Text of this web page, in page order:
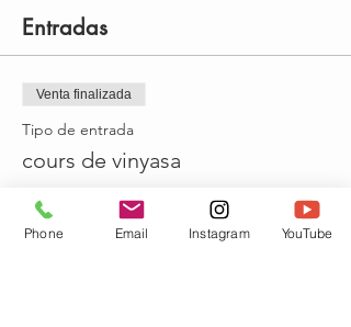
Entradas
Venta finalizada
Tipo de entrada
cours de vinyasa
Leer más
Precio
Phone Email Instagram YouTube